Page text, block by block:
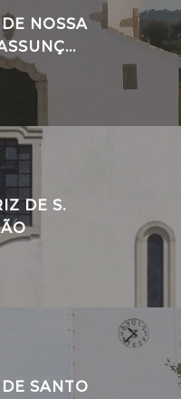
NOSSA
DE S.
SANTO